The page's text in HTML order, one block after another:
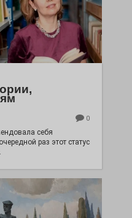
0
себя
раз этот статус